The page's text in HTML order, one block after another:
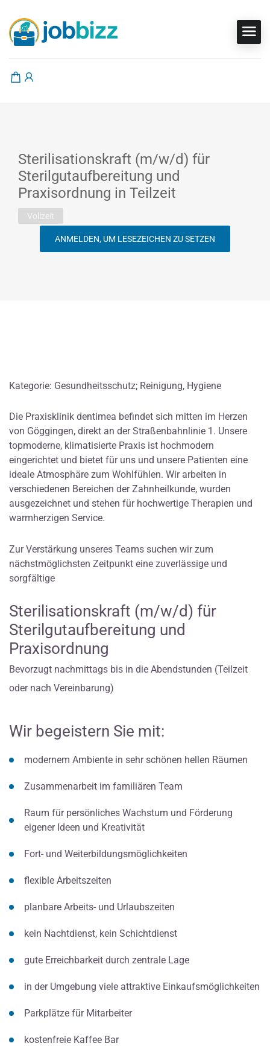
Sterilisationskraft (m/w/d) für
Sterilgutaufbereitung und
Praxisordnung in Teilzeit
Vollzeit
ANMELDEN, UM LESEZEICHEN ZU SETZEN
Kategorie: Gesundheitsschutz; Reinigung, Hygiene
Die Praxisklinik dentimea befindet sich mitten im Herzen
von Göggingen, direkt an der Straßenbahnlinie 1. Unsere
topmoderne, klimatisierte Praxis ist hochmodern
eingerichtet und bietet für uns und unsere Patienten eine
ideale Atmosphäre zum Wohlfühlen. Wir arbeiten in
verschiedenen Bereichen der Zahnheilkunde, wurden
ausgezeichnet und stehen für hochwertige Therapien und
warmherzigen Service.
Zur Verstärkung unseres Teams suchen wir zum
nächstmöglichsten Zeitpunkt eine zuverlässige und
sorgfältige
Sterilisationskraft (m/w/d) für
Sterilgutaufbereitung und
Praxisordnung
Bevorzugt nachmittags bis in die Abendstunden (Teilzeit
oder nach Vereinbarung)
Wir begeistern Sie mit:
modernem Ambiente in sehr schönen hellen Räumen
Zusammenarbeit im familiären Team
Raum für persönliches Wachstum und Förderung
eigener Ideen und Kreativität
Fort- und Weiterbildungsmöglichkeiten
flexible Arbeitszeiten
planbare Arbeits- und Urlaubszeiten
kein Nachtdienst, kein Schichtdienst
gute Erreichbarkeit durch zentrale Lage
in der Umgebung viele attraktive Einkaufsmöglichkeiten
Parkplätze für Mitarbeiter
kostenfreie Kaffee Bar